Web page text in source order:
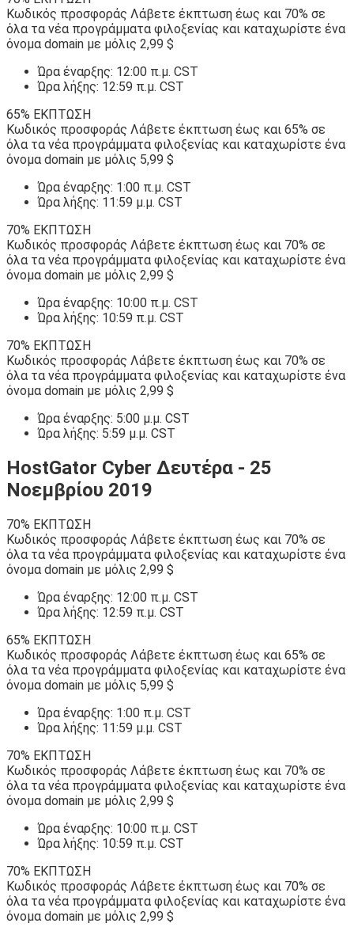
Κωδικός προσφοράς Λάβετε έκπτωση έως και 70% σε
όλα τα νέα προγράμματα φιλοξενίας και καταχωρίστε ένα
όνομα domain με μόλις 2,99 $
Ώρα έναρξης: 12:00 π.μ. CST
Ώρα λήξης: 12:59 π.μ. CST
65% ΕΚΠΤΩΣΗ
Κωδικός προσφοράς Λάβετε έκπτωση έως και 65% σε
όλα τα νέα προγράμματα φιλοξενίας και καταχωρίστε ένα
όνομα domain με μόλις 5,99 $
Ώρα έναρξης: 1:00 π.μ. CST
Ώρα λήξης: 11:59 μ.μ. CST
70% ΕΚΠΤΩΣΗ
Κωδικός προσφοράς Λάβετε έκπτωση έως και 70% σε
όλα τα νέα προγράμματα φιλοξενίας και καταχωρίστε ένα
όνομα domain με μόλις 2,99 $
Ώρα έναρξης: 10:00 π.μ. CST
Ώρα λήξης: 10:59 π.μ. CST
70% ΕΚΠΤΩΣΗ
Κωδικός προσφοράς Λάβετε έκπτωση έως και 70% σε
όλα τα νέα προγράμματα φιλοξενίας και καταχωρίστε ένα
όνομα domain με μόλις 2,99 $
Ώρα έναρξης: 5:00 μ.μ. CST
Ώρα λήξης: 5:59 μ.μ. CST
HostGator Cyber ​​Δευτέρα - 25
Νοεμβρίου 2019
70% ΕΚΠΤΩΣΗ
Κωδικός προσφοράς Λάβετε έκπτωση έως και 70% σε
όλα τα νέα προγράμματα φιλοξενίας και καταχωρίστε ένα
όνομα domain με μόλις 2,99 $
Ώρα έναρξης: 12:00 π.μ. CST
Ώρα λήξης: 12:59 π.μ. CST
65% ΕΚΠΤΩΣΗ
Κωδικός προσφοράς Λάβετε έκπτωση έως και 65% σε
όλα τα νέα προγράμματα φιλοξενίας και καταχωρίστε ένα
όνομα domain με μόλις 5,99 $
Ώρα έναρξης: 1:00 π.μ. CST
Ώρα λήξης: 11:59 μ.μ. CST
70% ΕΚΠΤΩΣΗ
Κωδικός προσφοράς Λάβετε έκπτωση έως και 70% σε
όλα τα νέα προγράμματα φιλοξενίας και καταχωρίστε ένα
όνομα domain με μόλις 2,99 $
Ώρα έναρξης: 10:00 π.μ. CST
Ώρα λήξης: 10:59 π.μ. CST
70% ΕΚΠΤΩΣΗ
Κωδικός προσφοράς Λάβετε έκπτωση έως και 70% σε
όλα τα νέα προγράμματα φιλοξενίας και καταχωρίστε ένα
όνομα domain με μόλις 2,99 $